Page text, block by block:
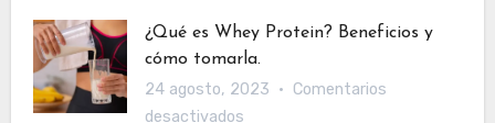
¿Cómo
aplica
¿Qué es Whey Protein? Beneficios y
cómo tomarla.
24 agosto, 2023
Comentarios
desactivadosen